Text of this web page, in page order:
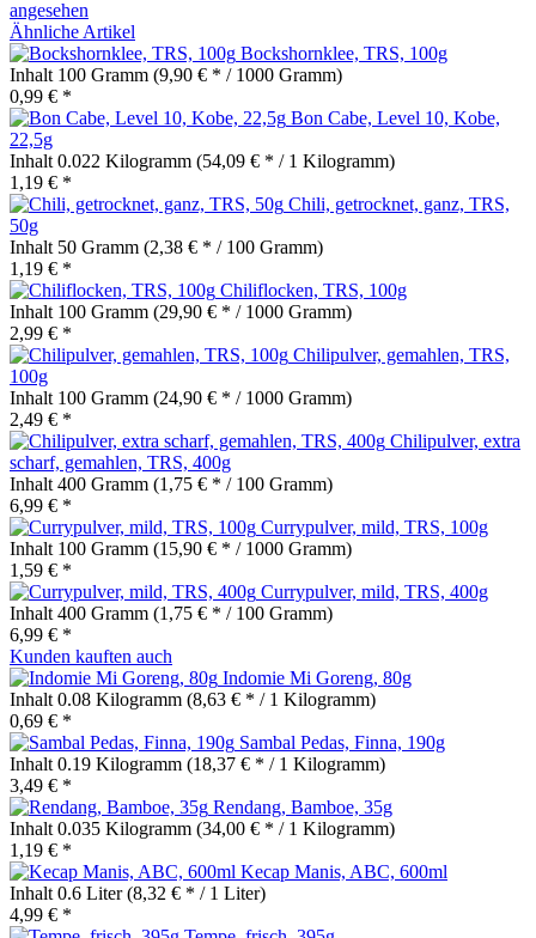
angesehen
Ähnliche Artikel
Bockshornklee, TRS, 100g
Inhalt 100 Gramm (9,90 € * / 1000 Gramm)
0,99 € *
Bon Cabe, Level 10, Kobe,
22,5g
Inhalt 0.022 Kilogramm (54,09 € * / 1 Kilogramm)
1,19 € *
Chili, getrocknet, ganz, TRS,
50g
Inhalt 50 Gramm (2,38 € * / 100 Gramm)
1,19 € *
Chiliflocken, TRS, 100g
Inhalt 100 Gramm (29,90 € * / 1000 Gramm)
2,99 € *
Chilipulver, gemahlen, TRS,
100g
Inhalt 100 Gramm (24,90 € * / 1000 Gramm)
2,49 € *
Chilipulver, extra
scharf, gemahlen, TRS, 400g
Inhalt 400 Gramm (1,75 € * / 100 Gramm)
6,99 € *
Currypulver, mild, TRS, 100g
Inhalt 100 Gramm (15,90 € * / 1000 Gramm)
1,59 € *
Currypulver, mild, TRS, 400g
Inhalt 400 Gramm (1,75 € * / 100 Gramm)
6,99 € *
Kunden kauften auch
Indomie Mi Goreng, 80g
Inhalt 0.08 Kilogramm (8,63 € * / 1 Kilogramm)
0,69 € *
Sambal Pedas, Finna, 190g
Inhalt 0.19 Kilogramm (18,37 € * / 1 Kilogramm)
3,49 € *
Rendang, Bamboe, 35g
Inhalt 0.035 Kilogramm (34,00 € * / 1 Kilogramm)
1,19 € *
Kecap Manis, ABC, 600ml
Inhalt 0.6 Liter(8,32 € * / 1 Liter)
4,99 € *